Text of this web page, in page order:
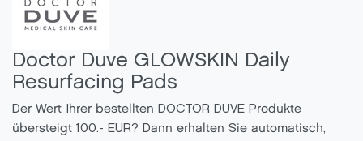
Doctor Duve GLOWSKIN Daily
Resurfacing Pads
Der Wert Ihrer bestellten DOCTOR DUVE Produkte
übersteigt 100.- EUR? Dann erhalten Sie automatisch,